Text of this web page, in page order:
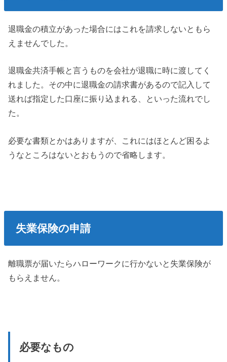
退職金の積立があった場合にはこれを請求しないともら
えませんでした。
退職金共済手帳と言うものを会社が退職に時に渡してく
れました。その中に退職金の請求書があるので記入して
送れば指定した口座に振り込まれる、といった流れでし
た。
必要な書類とかはありますが、これにはほとんど困るよ
うなところはないとおもうので省略します。
失業保険の申請
離職票が届いたらハローワークに行かないと失業保険が
もらえません。
必要なもの